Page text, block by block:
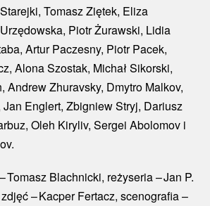
Tomasz Ziętek, Eliza
Piotr Żurawski, Lidia
Artur Paczesny, Piotr Pacek,
Alona Szostak, Michał Sikorski,
Andrew Zhuravsky, Dmytro Malkov,
Englert, Zbigniew Stryj, Dariusz
Oleh Kiryliv, Sergei Abolomov i
Tomasz Blachnicki, reżyseria – Jan P.
– Kacper Fertacz, scenografia –